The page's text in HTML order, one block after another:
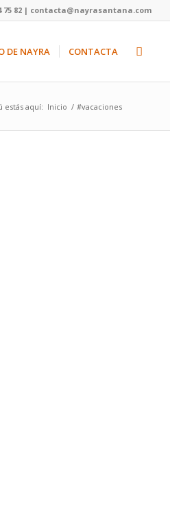
75 82 | contacta@nayrasantana.com
DE NAYRA CONTACTA
estás aquí: Inicio / #vacaciones